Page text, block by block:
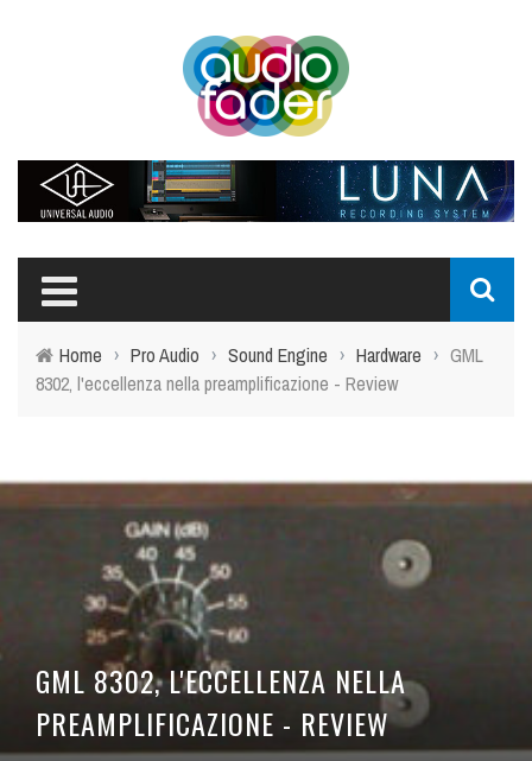
Home › Pro Audio › Sound Engine › Hardware › GML
8302, l'eccellenza nella preamplificazione - Review
GML 8302, L'ECCELLENZA NELLA
PREAMPLIFICAZIONE - REVIEW